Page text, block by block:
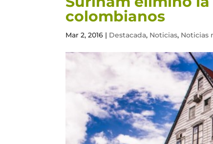
colombianos
Mar 2, 2016 | Destacada, Noticias, Noticias